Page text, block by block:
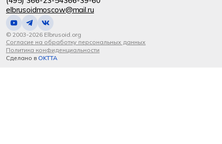
elbrusoidmoscow@mail.ru
© 2003-2026 Elbrusoid.org
Согласие на обработку персональных данных
Политика конфиденциальности
Сделано в OKTTA